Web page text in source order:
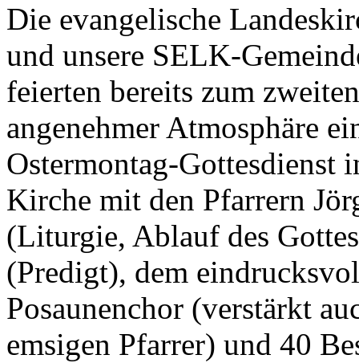
Die evangelische
und unsere SELK-
feierten bereits zum
angenehmer Atmosphäre
Ostermontag-Gottesdienst
Kirche mit den Pfarrern
(Liturgie, Ablauf des
(Predigt), dem
Posaunenchor (verstärkt
emsigen Pfarrer) und 40